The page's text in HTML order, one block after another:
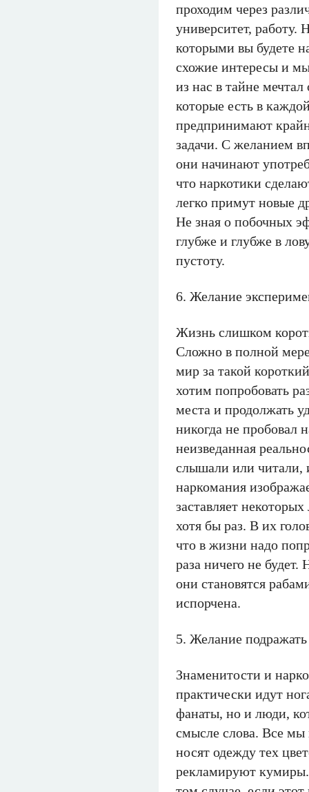
проходим через
университет, работу.
которыми вы будете
схожие интересы и
из нас в тайне
которые есть в
предпринимают
задачи. С желанием
они начинают
что наркотики
легко примут новые
Не зная о побочных
глубже и глубже в
пустоту.
6. Желание
Жизнь слишком
Сложно в полной
мир за такой
хотим попробовать
места и продолжать
никогда не пробовал
неизведанная
слышали или читали,
наркомания
заставляет
хотя бы раз. В их
что в жизни надо
раза ничего не
они становятся
испорчена.
5. Желание
Знаменитости и
практически идут
фанаты, но и люди,
смысле слова. Все
носят одежду тех
рекламируют кумиры.